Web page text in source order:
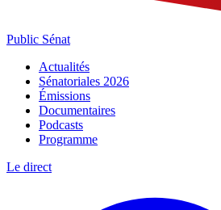
Public Sénat
Actualités
Sénatoriales 2026
Émissions
Documentaires
Podcasts
Programme
Le direct